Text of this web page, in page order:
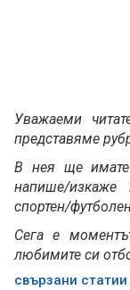
Уважаеми
представяме
В нея ще
напише/
спортен/
Сега е
любимите си
свързани статии